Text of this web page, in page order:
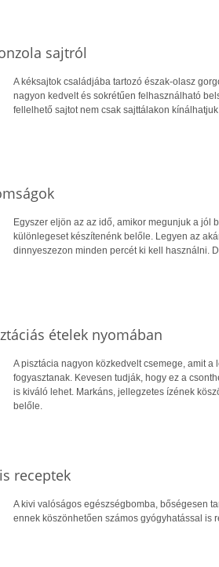
sajtról
A kéksajtok családjába tartozó észak-olasz
nagyon kedvelt és sokrétűen felhasználható
fellelhető sajtot nem csak sajttálakon
Egyszer eljön az az idő, amikor megunjuk a jól
különlegeset készítenénk belőle. Legyen az
dinnyeszezon minden percét ki kell használni.
ételek nyomában
A pisztácia nagyon közkedvelt csemege, amit
fogyasztanak. Kevesen tudják, hogy ez a
is kiváló lehet. Markáns, jellegzetes ízének
belőle.
receptek
A kivi valóságos egészségbomba, bőségesen
ennek köszönhetően számos gyógyhatással is